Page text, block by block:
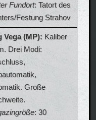
Fundort: Tatort des
Festung Strahov
Vega (MP): Kaliber
Drei Modi:
Große
: 30